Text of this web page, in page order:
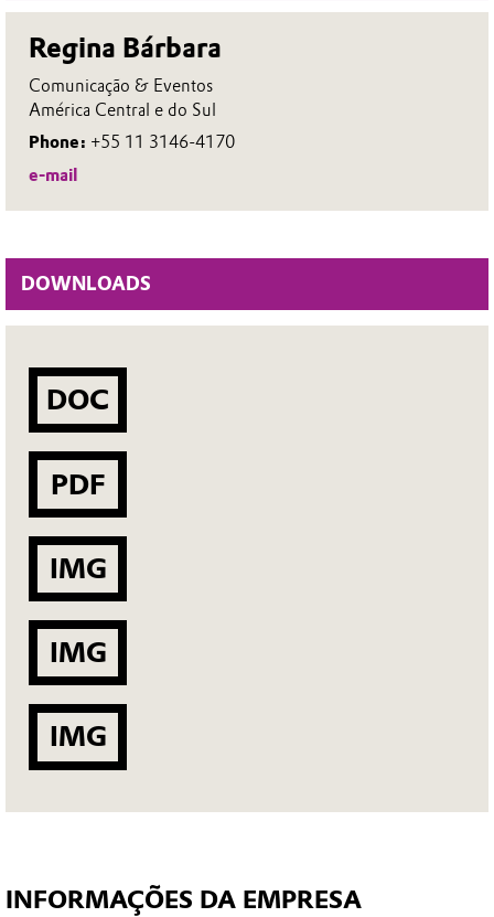
Regina Bárbara
Comunicação & Eventos
América Central e do Sul
Phone: +55 11 3146-4170
e-mail
DOWNLOADS
DOC
PDF
IMG
IMG
IMG
INFORMAÇÕES DA EMPRESA